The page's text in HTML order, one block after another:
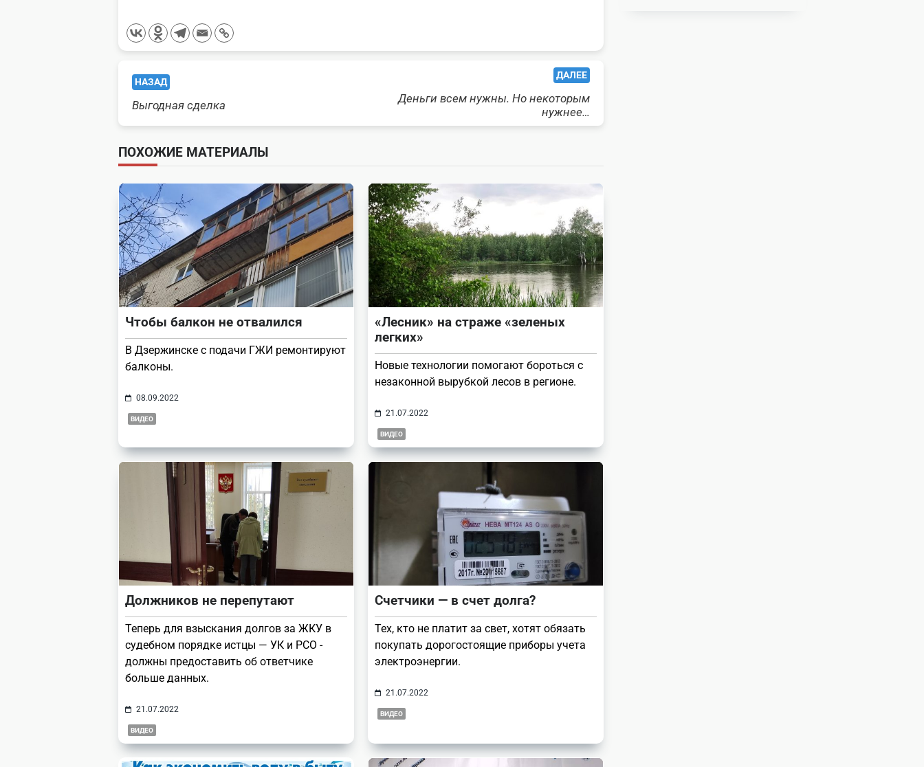
<span
class="nav-
screen-
reader-
text">Page</span>
НАЗАД
Выгодная сделка
ДАЛЕЕ
Деньги всем нужны. Но некоторым
нужнее…
ПОХОЖИЕ МАТЕРИАЛЫ
Чтобы балкон не отвалился
В Дзержинске с подачи ГЖИ ремонтируют
балконы.
08.09.2022
ВИДЕО
«Лесник» на страже «зеленых
легких»
Новые технологии помогают бороться с
незаконной вырубкой лесов в регионе.
21.07.2022
ВИДЕО
Должников не перепутают
Теперь для взыскания долгов за ЖКУ в
судебном порядке истцы — УК и РСО -
должны предоставить об ответчике
больше данных.
21.07.2022
ВИДЕО
Счетчики — в счет долга?
Тех, кто не платит за свет, хотят обязать
покупать дорогостоящие приборы учета
электроэнергии.
21.07.2022
ВИДЕО